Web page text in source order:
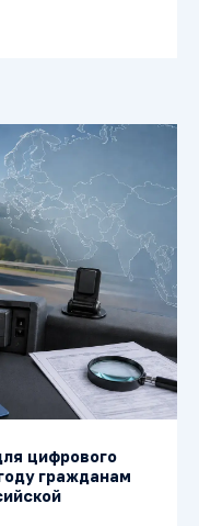
цифрового
гражданам